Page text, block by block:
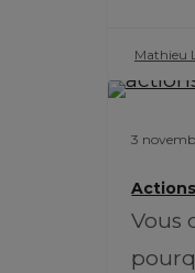
Mathieu
3
Vous